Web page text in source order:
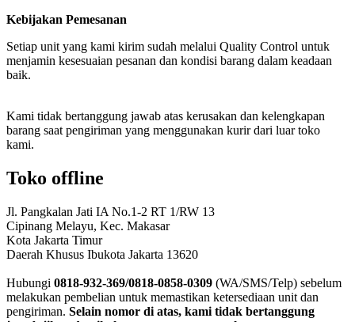
Kebijakan Pemesanan
Setiap unit yang kami kirim sudah melalui Quality Control untuk
menjamin kesesuaian pesanan dan kondisi barang dalam keadaan
baik.
Kami tidak bertanggung jawab atas kerusakan dan kelengkapan
barang saat pengiriman yang menggunakan kurir dari luar toko
kami.
Toko offline
Jl. Pangkalan Jati IA No.1-2 RT 1/RW 13
Cipinang Melayu, Kec. Makasar
Kota Jakarta Timur
Daerah Khusus Ibukota Jakarta 13620
Hubungi 0818-932-369/0818-0858-0309 (WA/SMS/Telp) sebelum
melakukan pembelian untuk memastikan ketersediaan unit dan
pengiriman. Selain nomor di atas, kami tidak bertanggung